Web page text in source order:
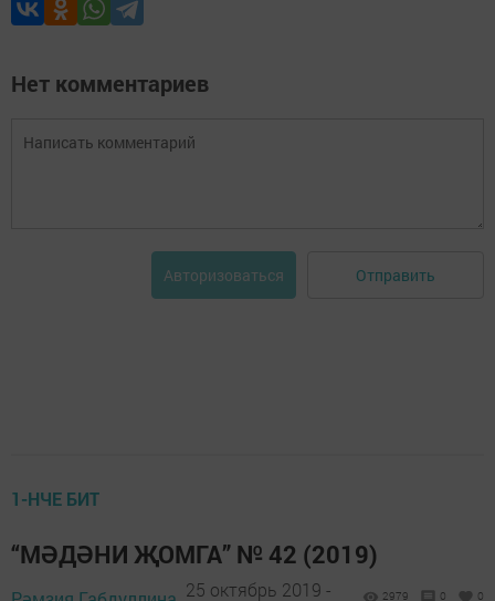
Нет комментариев
Авторизоваться Отправить
1-НЧЕ БИТ
“МӘДӘНИ ҖОМГА” № 42 (2019)
25 октябрь 2019 -
2979 0 0